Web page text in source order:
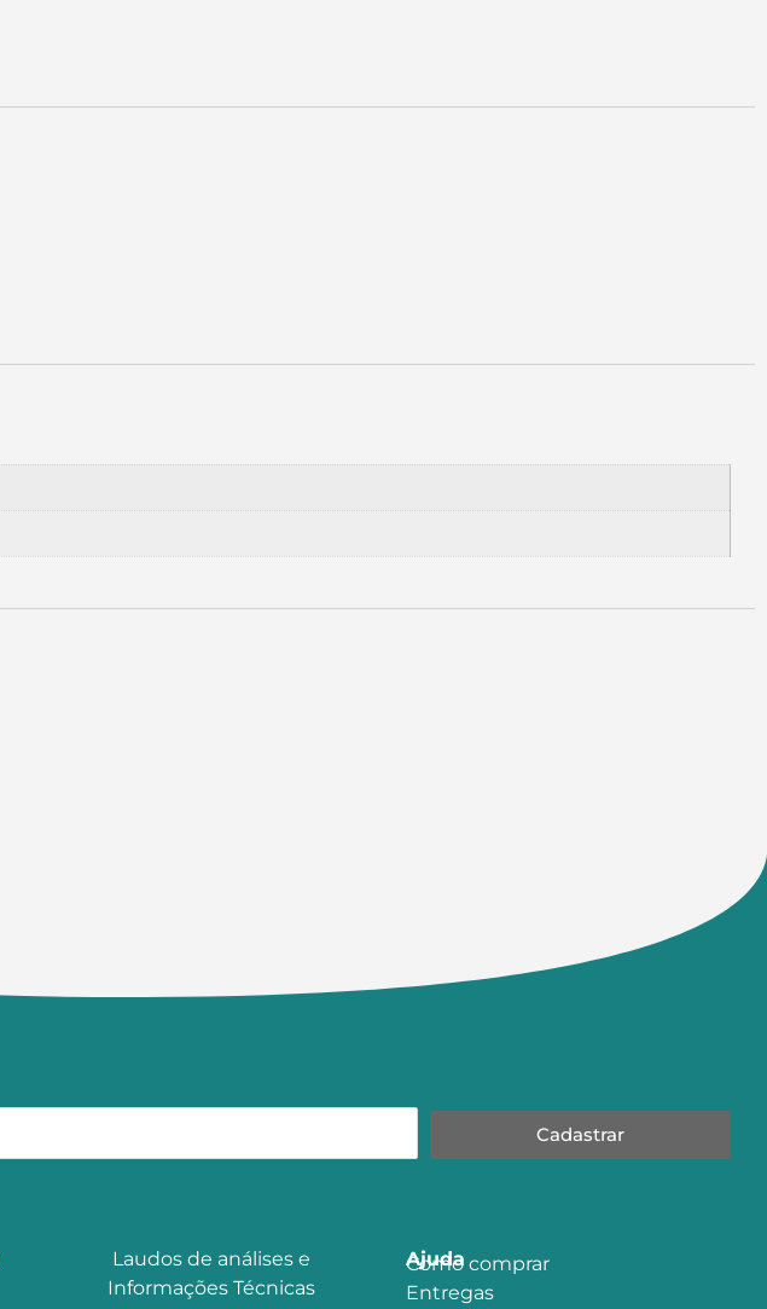
Cadastrar
Laudos de análises e
Informações Técnicas
Ajuda
Como comprar
Entregas